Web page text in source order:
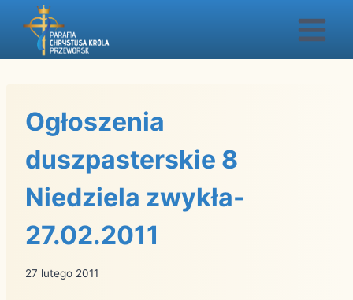
Przejdź
Ogłoszenia
duszpasterskie 8
Niedziela zwykła-
27.02.2011
27 lutego 2011